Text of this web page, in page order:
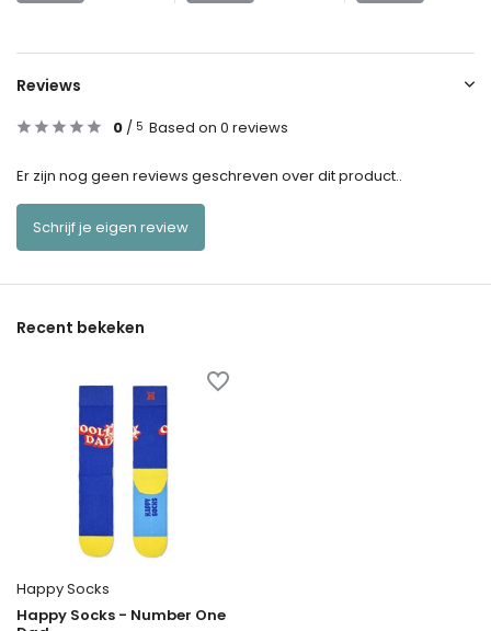
Reviews
0 / 5 Based on 0 reviews
Er zijn nog geen reviews geschreven over dit product..
Schrijf je eigen review
Recent bekeken
Happy Socks
Happy Socks - Number One